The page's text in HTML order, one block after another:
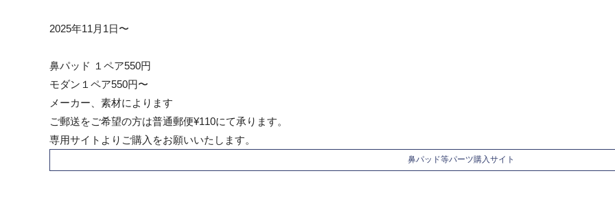
2025年11月1日〜
鼻パッド １ペア550円
モダン１ペア550円〜
メーカー、素材によります
ご郵送をご希望の方は普通郵便¥110にて承ります。
専用サイトよりご購入をお願いいたします。
鼻パッド等パーツ購入サイト